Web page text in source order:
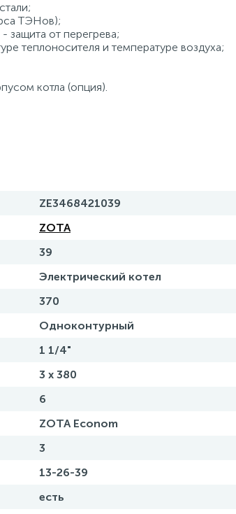
ТЭНов);
защита от перегрева;
теплоносителя и температуре воздуха;
котла (опция).
ZE3468421039
ZOTA
39
Электрический котел
370
Одноконтурный
1 1/4"
3 х 380
6
ZOTA Econom
3
13-26-39
есть